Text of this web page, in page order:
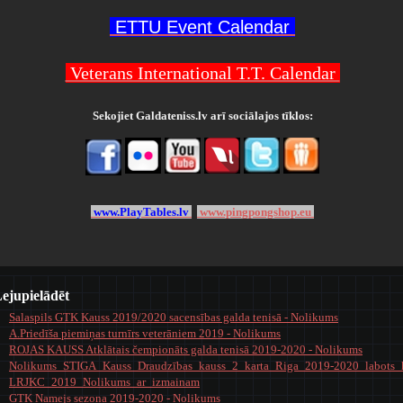
ETTU Event Calendar
Veterans International T.T. Calendar
Sekojiet Galdateniss.lv arī sociālajos tīklos:
www.PlayTables.lv www.pingpongshop.eu
Salaspils GTK Kauss 2019/2020 sacensības galda tenisā - Nolikums
A.Priedīša piemiņas turnīrs veterāniem 2019 - Nolikums
ROJAS KAUSS Atklātais čempionāts galda tenisā 2019-2020 - Nolikums
Nolikums_STIGA_Kauss_Draudzības_kauss_2_karta_Riga_2019-
LRJKC_2019_Nolikums_ar_izmainam
GTK Namejs sezona 2019-2020 - Nolikums